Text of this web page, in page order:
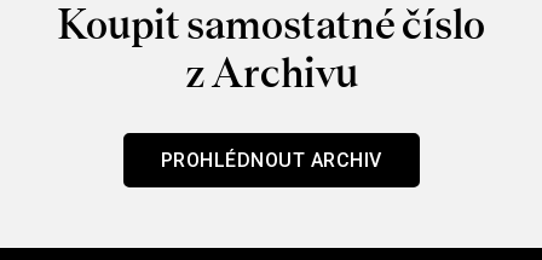
Koupit samostatné číslo
z Archivu
PROHLÉDNOUT ARCHIV